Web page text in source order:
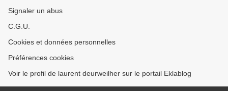
Signaler un abus
C.G.U.
Cookies et données personnelles
Préférences cookies
Voir le profil de laurent deurweilher sur le portail Eklablog